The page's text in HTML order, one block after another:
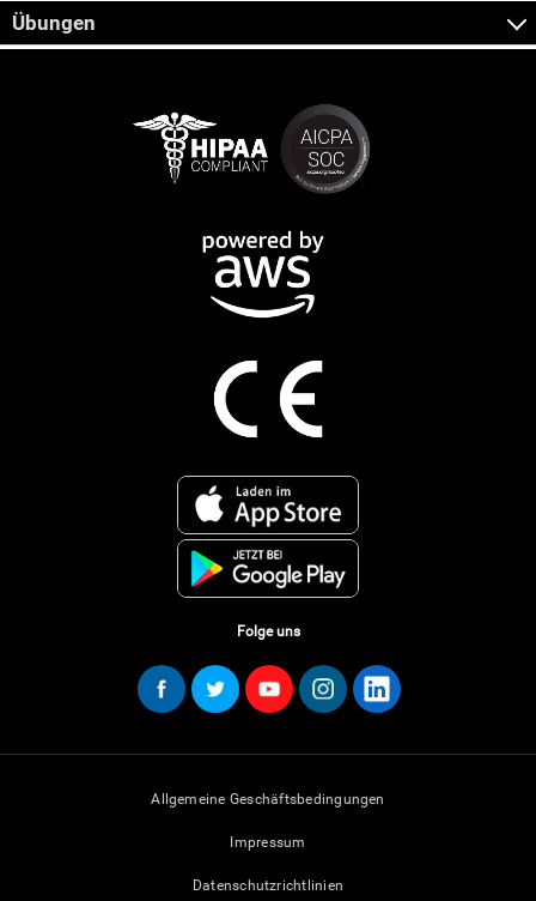
Übungen
Folge uns
Allgemeine Geschäftsbedingungen
Impressum
Datenschutzrichtlinien